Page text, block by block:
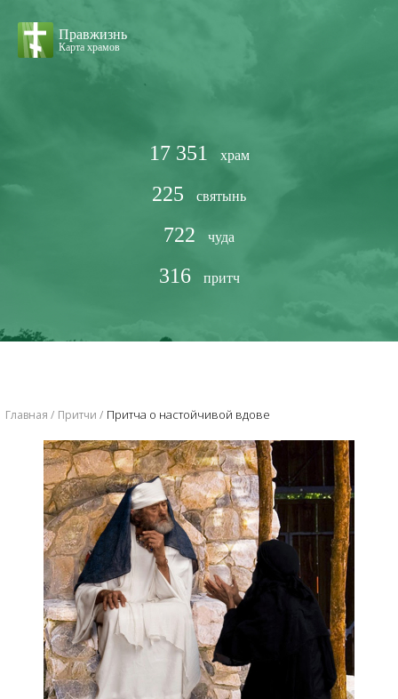
Правжизнь
Карта храмов
17 351 храм
225 святынь
722 чуда
316 притч
Главная Притчи Притча о настойчивой вдове